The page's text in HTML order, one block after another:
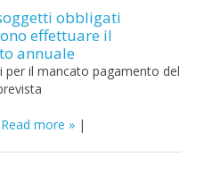
obbligati
effettuare il
annuale
per il mancato pagamento del
Read more |